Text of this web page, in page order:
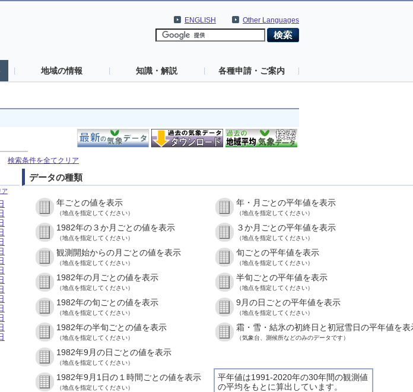
Other Languages
ENGLISH
地域の情報 知識・解説 各種申請・ご案内
検索条件を全てクリア
ア
データの種類
年ごとの値を表示
（地点を指定してください）
年・月ごとの平年値を表示
（地点を指定してください）
1982年の３か月ごとの値を表示
（地点を指定してください）
３か月ごとの平年値を表示
（地点を指定してください）
観測開始からの月ごとの値を表示
（地点を指定してください）
旬ごとの平年値を表示
（地点を指定してください）
1982年の月ごとの値を表示
（地点を指定してください）
半旬ごとの平年値を表示
（地点を指定してください）
1982年の旬ごとの値を表示
（地点を指定してください）
9月の日ごとの平年値を表示
（地点を指定してください）
1982年の半旬ごとの値を表示
（地点を指定してください）
霜・雪・結氷の初終日と初冠雪日の平年値を表
（気象台、測候所などのみのデータです）
1982年9月の日ごとの値を表示
（地点を指定してください）
平年値は1991-2020年の30年間の観測値
の平均をもとに算出しています。
1982年9月1日の１時間ごとの値を表示
（地点を指定してください）